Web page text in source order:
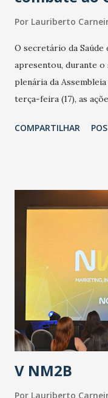
Por Lauriberto
O secretário da
apresentou, durante o
plenária da
terça-feira (17), as
adotadas pelo
população suspeita e
públicos e
epidemia comum,
aumento de casos de
de uma epidemia
contaminação maior
secretário. Segundo
contaminação alta,
população e ao
estratificação do risco
COMPARTILHAR
V NM2B
Por Lauriberto